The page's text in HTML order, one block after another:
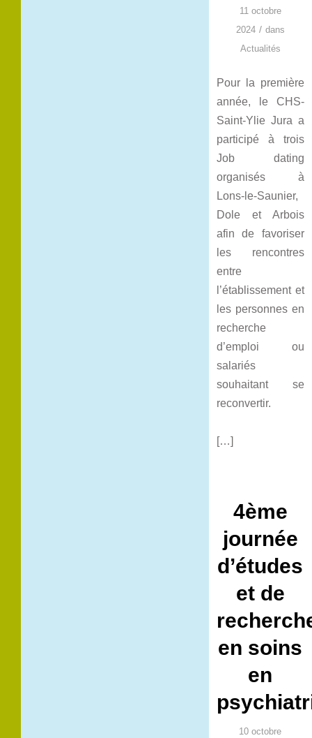
11 octobre
2024 / dans
Actualités
Pour la première
année, le CHS-
Saint-Ylie Jura a
participé à trois
Job dating
organisés à
Lons-le-Saunier,
Dole et Arbois
afin de favoriser
les rencontres
entre
l’établissement et
les personnes en
recherche
d’emploi ou
salariés
souhaitant se
reconvertir.
[…]
4ème
journée
d’études
et de
en soins
en
10 octobre